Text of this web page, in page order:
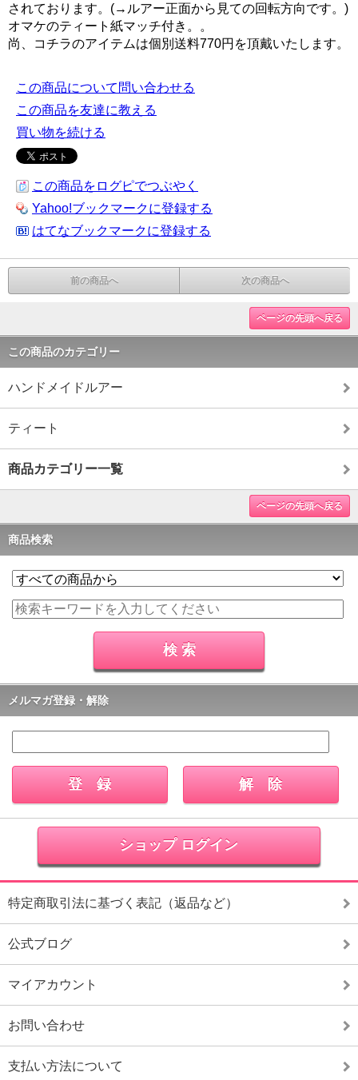
されております。(→ルアー正面から見ての回転方向です。)
オマケのティート紙マッチ付き。。
尚、コチラのアイテムは個別送料770円を頂戴いたします。
この商品について問い合わせる
この商品を友達に教える
買い物を続ける
この商品をログピでつぶやく
Yahoo!ブックマークに登録する
はてなブックマークに登録する
前の商品へ 次の商品へ
ページの先頭へ戻る
この商品のカテゴリー
ハンドメイドルアー
ティート
商品カテゴリー一覧
ページの先頭へ戻る
商品検索
メルマガ登録・解除
ショップ ログイン
特定商取引法に基づく表記（返品など）
公式ブログ
マイアカウント
お問い合わせ
支払い方法について